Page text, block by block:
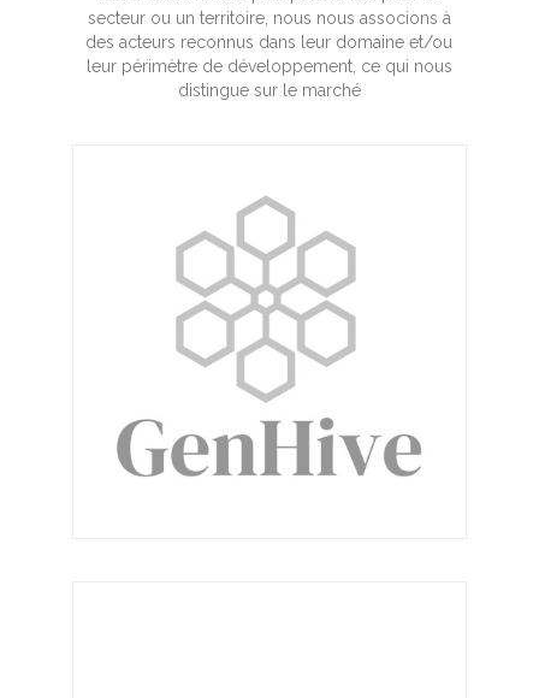
secteur ou un territoire, nous nous associons à
des acteurs reconnus dans leur domaine et/ou
leur périmètre de développement, ce qui nous
distingue sur le marché